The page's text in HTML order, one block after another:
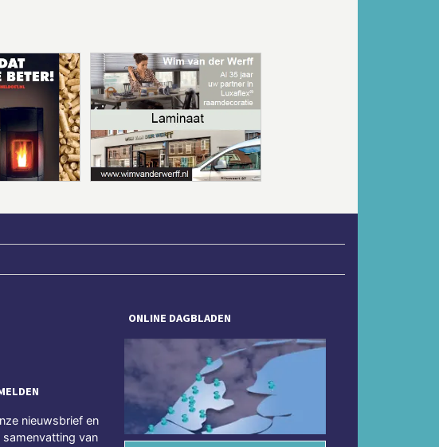
nieuwsbrief en
van
ONLINE DAGBLADEN